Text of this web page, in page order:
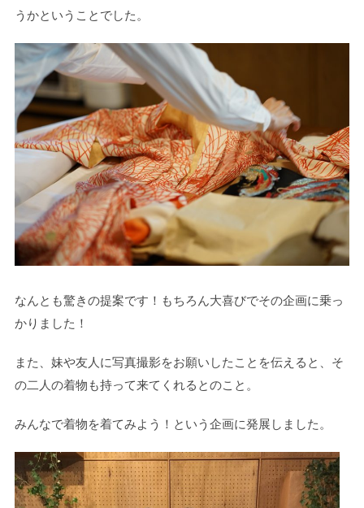
うかということでした。
なんとも驚きの提案です！もちろん大喜びでその企画に乗っ
かりました！
また、妹や友人に写真撮影をお願いしたことを伝えると、そ
の二人の着物も持って来てくれるとのこと。
みんなで着物を着てみよう！という企画に発展しました。